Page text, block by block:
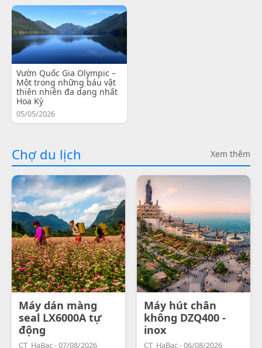
Vườn Quốc Gia Olympic –
Một trong những báu vật
thiên nhiên đa dạng nhất
Hoa Kỳ
05/05/2026
Chợ du lịch Xem thêm
Máy dán màng
seal LX6000A tự
động
CT_HaBac - 07/08/2026
Máy hút chân
không DZQ400 -
inox
CT_HaBac - 06/08/2026